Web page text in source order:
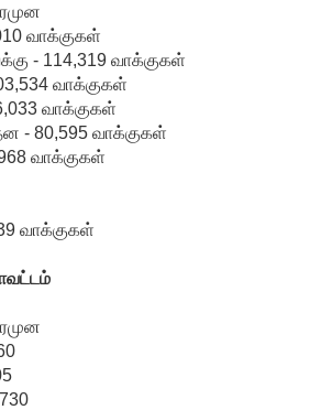
வாக்குகள்
- 114,319 வாக்குகள்
வாக்குகள்
வாக்குகள்
- 80,595 வாக்குகள்
வாக்குகள்
வாக்குகள்